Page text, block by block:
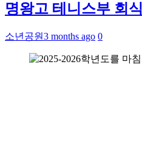
명왕고 테니스부 회식
소년공원3 months ago 0